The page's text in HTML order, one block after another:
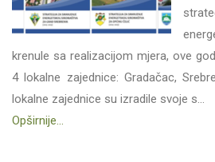
krenule sa realizacijom mjera, ove
4 lokalne zajednice: Gradačac,
lokalne zajednice su izradile svoje s...
Opširnije...